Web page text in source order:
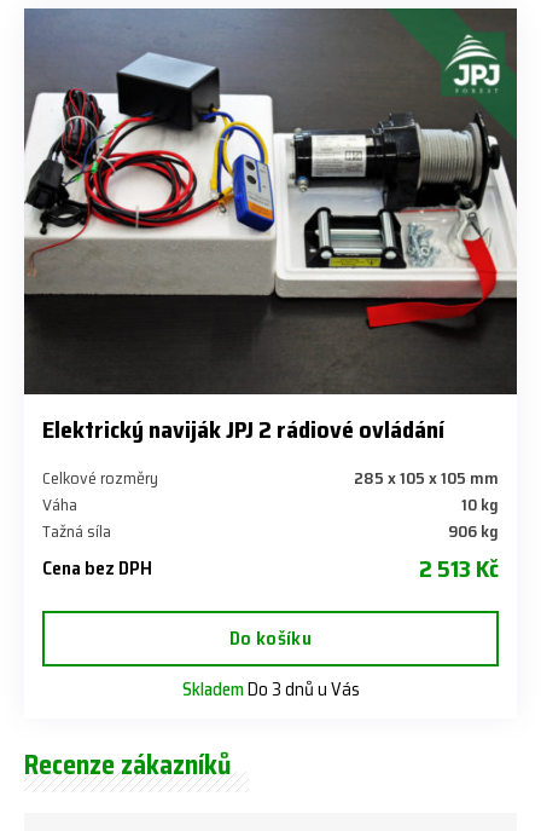
Elektrický naviják JPJ 2 rádiové ovládání
Celkové rozměry
285 x 105 x 105 mm
Váha
10 kg
Tažná síla
906 kg
Cena bez DPH 2 513 Kč
Do košíku
SklademDo 3 dnů u Vás
Recenze zákazníků